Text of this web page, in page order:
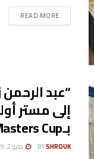
READ MORE
DETAILS
“عبد
إلى مستر
بـMasters Cup في أمريكا”
BYSHROUK مايو 2, 2026